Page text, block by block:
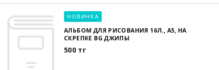
НОВИНКА
АЛЬБОМ ДЛЯ РИСОВАНИЯ 16Л., А5, НА
СКРЕПКЕ BG ДЖИПЫ
500 тг